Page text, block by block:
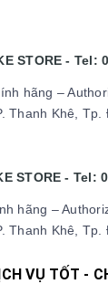
STORE - Tel:
hãng –
Thanh Khê,
STORE - Tel:
hãng –
Thanh Khê,
VỤ TỐT -